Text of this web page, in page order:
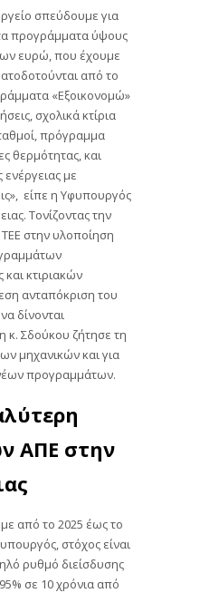
σπεύδουμε για
προγράμματα ύψους
ευρώ, που έχουμε
από το
«Εξοικονομώ»
σχολικά κτίρια
πρόγραμμα
θερμότητας, και
με
είπε η Υφυπουργός
Τονίζοντας την
στην υλοποίηση
και κτιριακών
ανταπόκριση του
δίνονται
κ. Σδούκου ζήτησε τη
μηχανικών και για
προγραμμάτων.
ΑΠΕ στην
από το 2025 έως το
στόχος είναι
ρυθμό διείσδυσης
σε 10 χρόνια από